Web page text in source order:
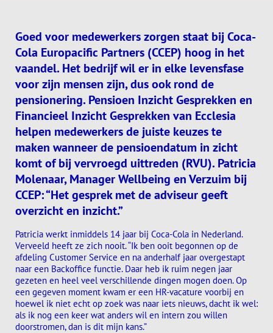
Goed voor medewerkers zorgen staat bij Coca-
Cola Europacific Partners (CCEP) hoog in het
vaandel. Het bedrijf wil er in elke levensfase
voor zijn mensen zijn, dus ook rond de
pensionering. Pensioen Inzicht Gesprekken en
Financieel Inzicht Gesprekken van Ecclesia
helpen medewerkers de juiste keuzes te
maken wanneer de pensioendatum in zicht
komt of bij vervroegd uittreden (RVU). Patricia
Molenaar, Manager Wellbeing en Verzuim bij
CCEP: “Het gesprek met de adviseur geeft
overzicht en inzicht.”
Patricia werkt inmiddels 14 jaar bij Coca-Cola in Nederland.
Verveeld heeft ze zich nooit. “Ik ben ooit begonnen op de
afdeling Customer Service en na anderhalf jaar overgestapt
naar een Backoffice functie. Daar heb ik ruim negen jaar
gezeten en heel veel verschillende dingen mogen doen. Op
een gegeven moment kwam er een HR-vacature voorbij en
hoewel ik niet echt op zoek was naar iets nieuws, dacht ik wel:
als ik nog een keer wat anders wil en intern zou willen
doorstromen, dan is dit mijn kans.”